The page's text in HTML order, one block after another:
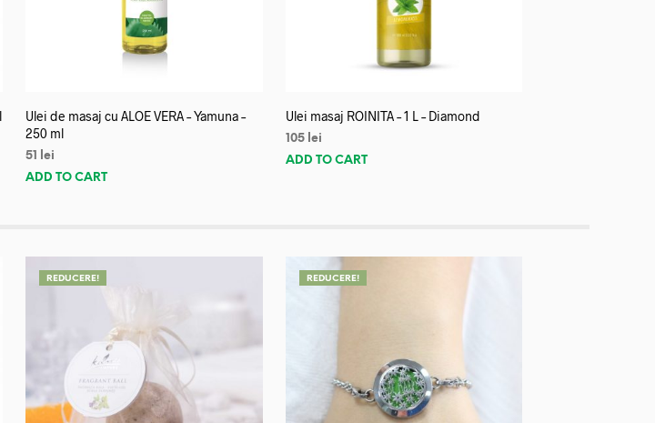
Ulei de masaj cu ALOE VERA – Yamuna –
250 ml
51
lei
ADD TO CART
Ulei masaj ROINITA – 1 L – Diamond
105 lei
ADD TO CART
REDUCERE! REDUCERE!